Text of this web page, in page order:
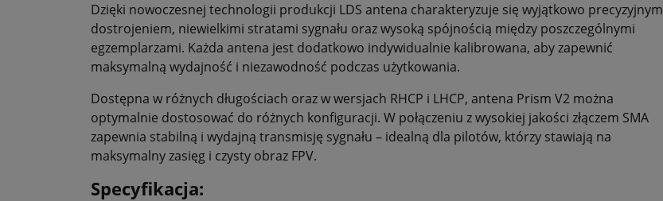
Dzięki nowoczesnej technologii produkcji LDS antena charakteryzuje się wyjątkowo precyzyjnym
dostrojeniem, niewielkimi stratami sygnału oraz wysoką spójnością między poszczególnymi
egzemplarzami. Każda antena jest dodatkowo indywidualnie kalibrowana, aby zapewnić
maksymalną wydajność i niezawodność podczas użytkowania.
Dostępna w różnych długościach oraz w wersjach RHCP i LHCP, antena Prism V2 można
optymalnie dostosować do różnych konfiguracji. W połączeniu z wysokiej jakości złączem SMA
zapewnia stabilną i wydajną transmisję sygnału – idealną dla pilotów, którzy stawiają na
maksymalny zasięg i czysty obraz FPV.
Specyfikacja: